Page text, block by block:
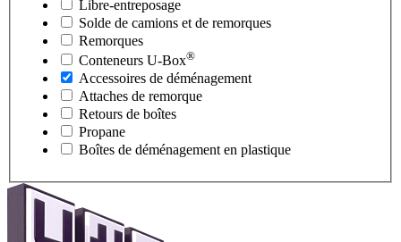
Libre-entreposage
Solde de camions et de remorques
Remorques
Conteneurs U-Box®
Accessoires de déménagement
Attaches de remorque
Retours de boîtes
Propane
Boîtes de déménagement en plastique